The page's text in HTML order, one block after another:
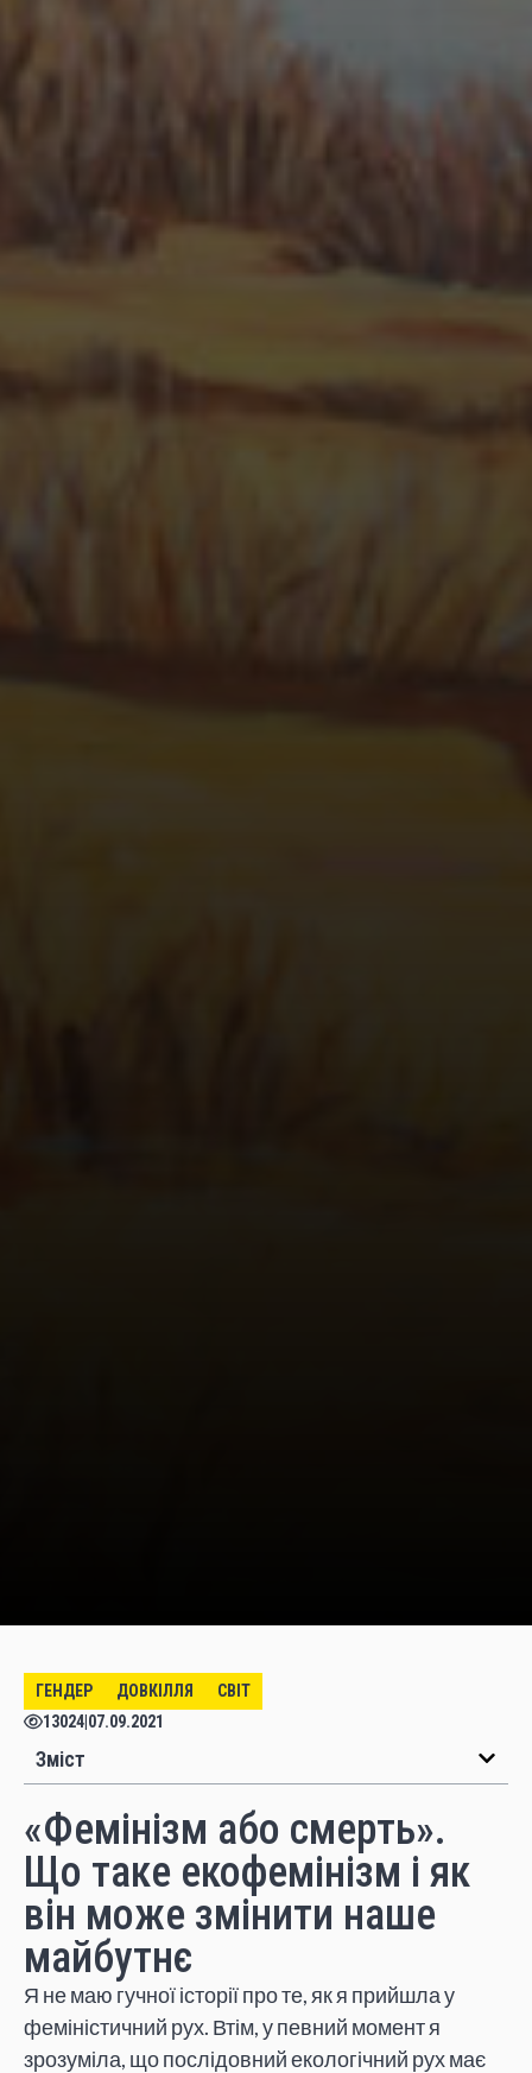
ГЕНДЕР ДОВКІЛЛЯ
СВІТ
13024 07.09.2021
Зміст
«Фемінізм або смерть».
Що таке екофемінізм і як
він може змінити наше
майбутнє
Я не маю гучної історії про те, як я прийшла у
феміністичний рух. Втім, у певний момент я
зрозуміла, що послідовний екологічний рух має